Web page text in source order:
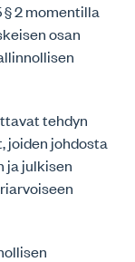
2 momentilla
osan
tehdyn
joiden johdosta
ja julkisen